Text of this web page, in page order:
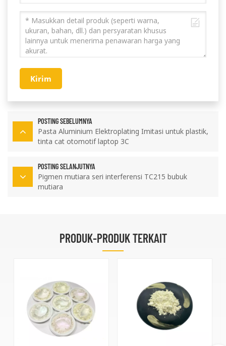
Kirim
POSTING SEBELUMNYA
Pasta Aluminium Elektroplating Imitasi untuk plastik,
tinta cat otomotif laptop 3C
POSTING SELANJUTNYA
Pigmen mutiara seri interferensi TC215 bubuk
mutiara
PRODUK-PRODUK TERKAIT